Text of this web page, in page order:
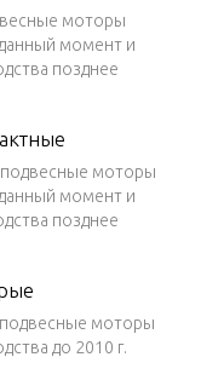
моторы
момент и
позднее
моторы
момент и
позднее
подвесные моторы
до 2010 г.